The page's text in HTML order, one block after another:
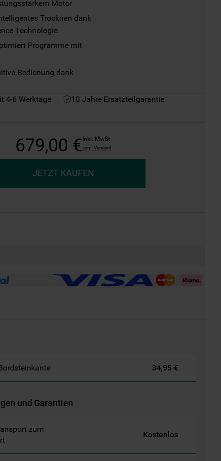
Motor
Trocknen dank
Technologie
Programme mit
Bedienung dank
4-6 Werktage
10 Jahre Ersatzteilgarantie
679,00 €Inkl. MwSt
zzgl. Versand
JETZT KAUFEN
34,95 €
und Garantien
zum
Kostenlos